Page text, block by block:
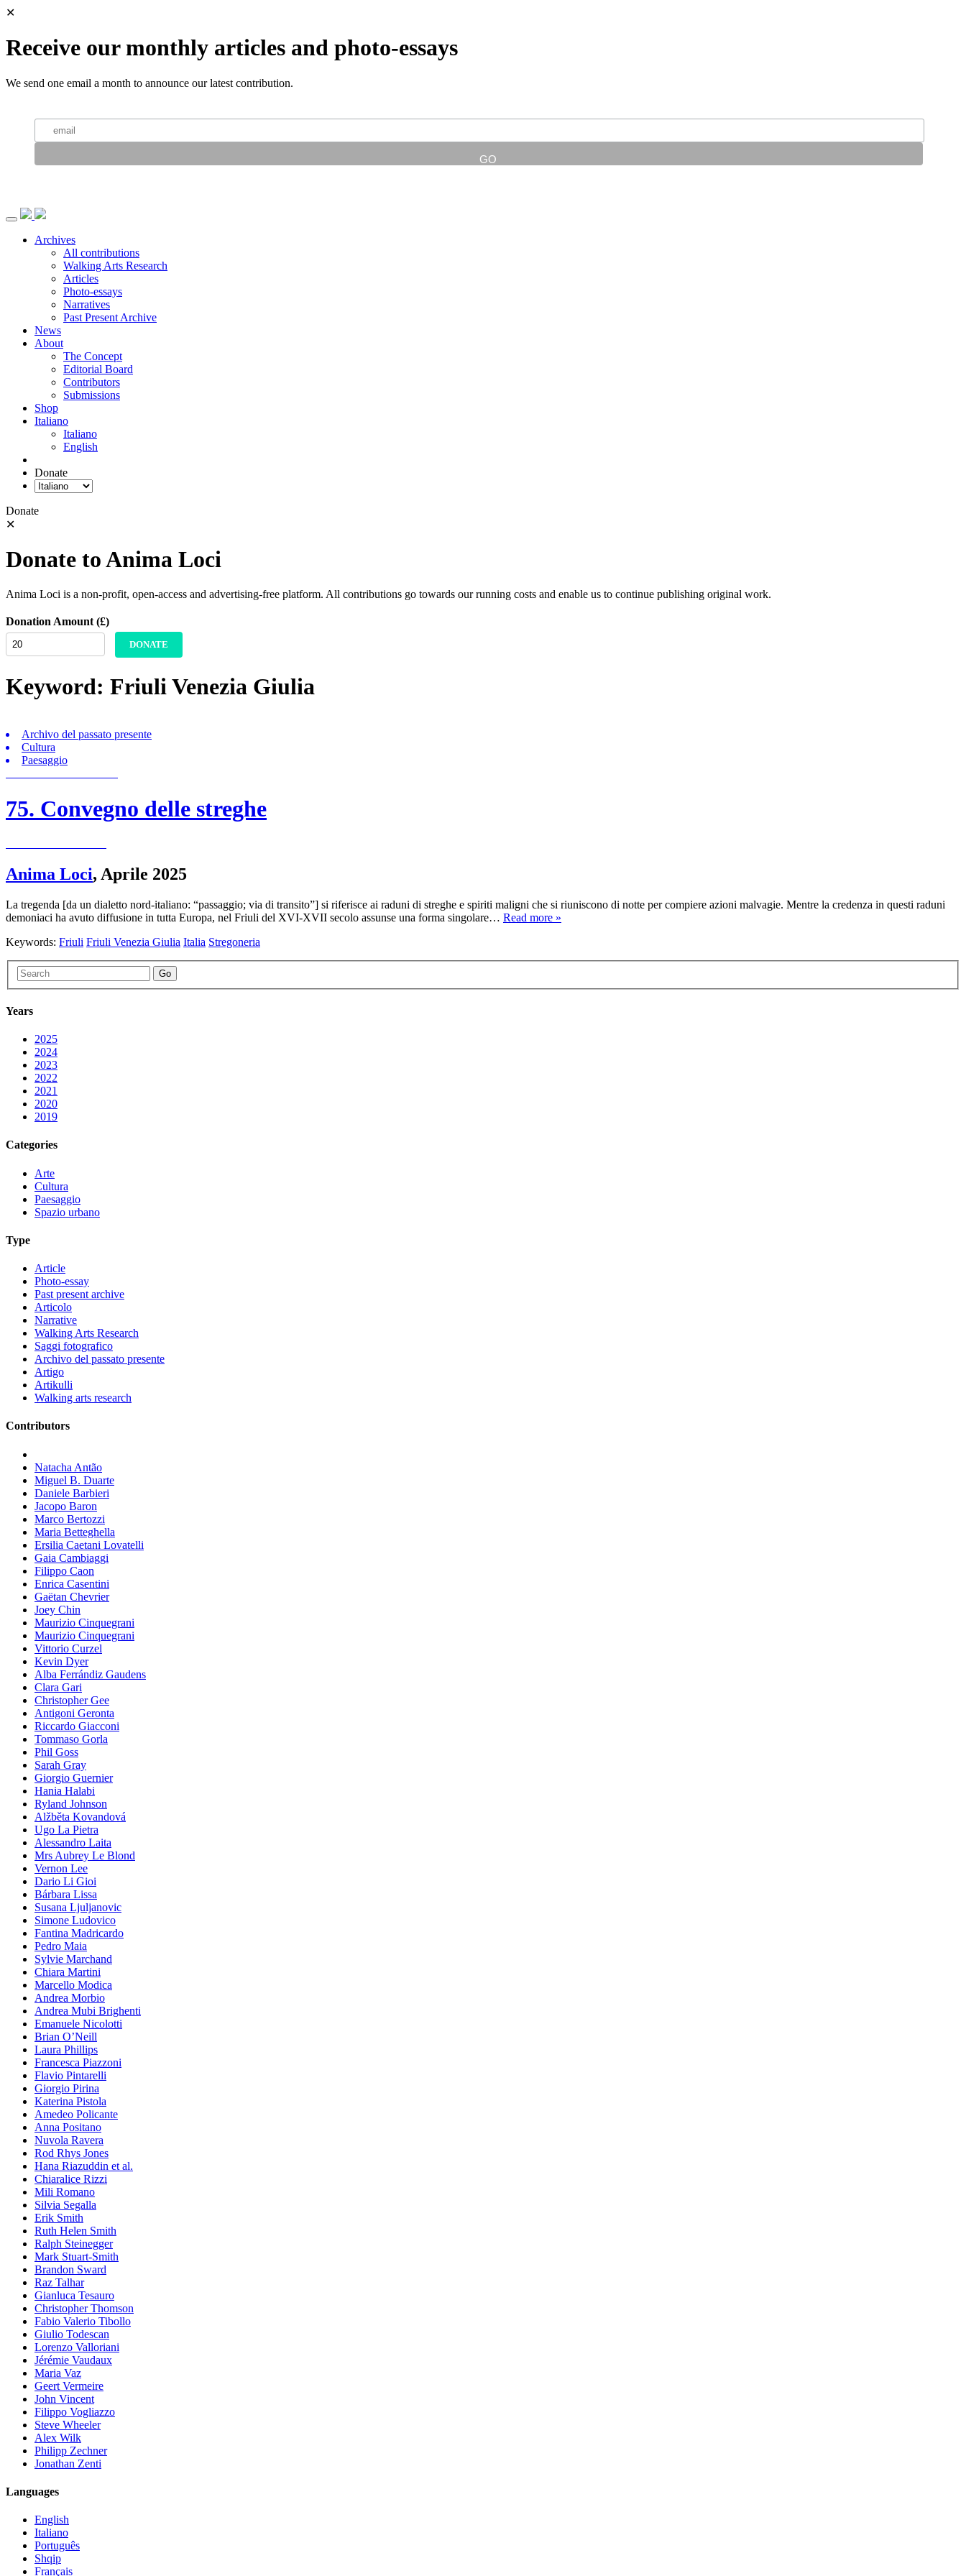
✕
Receive our monthly articles and photo-essays
We send one email a month to announce our latest contribution.
Archives
All contributions
Walking Arts Research
Articles
Photo-essays
Narratives
Past Present Archive
News
About
The Concept
Editorial Board
Contributors
Submissions
Shop
Italiano
Italiano
English
Donate
Donate
✕
Donate to Anima Loci
Anima Loci is a non-profit, open-access and advertising-free platform. All contributions go towards our running costs and enable us to continue publishing original work.
Donation Amount (£)
DONATE
Keyword: Friuli Venezia Giulia
Archivo del passato presente
Cultura
Paesaggio
75. Convegno delle streghe
Anima Loci, Aprile 2025
La tregenda [da un dialetto nord-italiano: “passaggio; via di transito”] si riferisce ai raduni di streghe e spiriti maligni che si riuniscono di notte per compiere azioni malvagie. Mentre la credenza in questi raduni
demoniaci ha avuto diffusione in tutta Europa, nel Friuli del XVI-XVII secolo assunse una forma singolare… Read more »
Keywords: Friuli Friuli Venezia Giulia Italia Stregoneria
Go
Years
2025
2024
2023
2022
2021
2020
2019
Categories
Arte
Cultura
Paesaggio
Spazio urbano
Type
Article
Photo-essay
Past present archive
Articolo
Narrative
Walking Arts Research
Saggi fotografico
Archivo del passato presente
Artigo
Artikulli
Walking arts research
Contributors
Natacha Antão
Miguel B. Duarte
Daniele Barbieri
Jacopo Baron
Marco Bertozzi
Maria Betteghella
Ersilia Caetani Lovatelli
Gaia Cambiaggi
Filippo Caon
Enrica Casentini
Gaëtan Chevrier
Joey Chin
Maurizio Cinquegrani
Maurizio Cinquegrani
Vittorio Curzel
Kevin Dyer
Alba Ferrándiz Gaudens
Clara Gari
Christopher Gee
Antigoni Geronta
Riccardo Giacconi
Tommaso Gorla
Phil Goss
Sarah Gray
Giorgio Guernier
Hania Halabi
Ryland Johnson
Alžběta Kovandová
Ugo La Pietra
Alessandro Laita
Mrs Aubrey Le Blond
Vernon Lee
Dario Li Gioi
Bárbara Lissa
Susana Ljuljanovic
Simone Ludovico
Fantina Madricardo
Pedro Maia
Sylvie Marchand
Chiara Martini
Marcello Modica
Andrea Morbio
Andrea Mubi Brighenti
Emanuele Nicolotti
Brian O’Neill
Laura Phillips
Francesca Piazzoni
Flavio Pintarelli
Giorgio Pirina
Katerina Pistola
Amedeo Policante
Anna Positano
Nuvola Ravera
Rod Rhys Jones
Hana Riazuddin et al.
Chiaralice Rizzi
Mili Romano
Silvia Segalla
Erik Smith
Ruth Helen Smith
Ralph Steinegger
Mark Stuart-Smith
Brandon Sward
Raz Talhar
Gianluca Tesauro
Christopher Thomson
Fabio Valerio Tibollo
Giulio Todescan
Lorenzo Valloriani
Jérémie Vaudaux
Maria Vaz
Geert Vermeire
John Vincent
Filippo Vogliazzo
Steve Wheeler
Alex Wilk
Philipp Zechner
Jonathan Zenti
Languages
English
Italiano
Português
Shqip
Français